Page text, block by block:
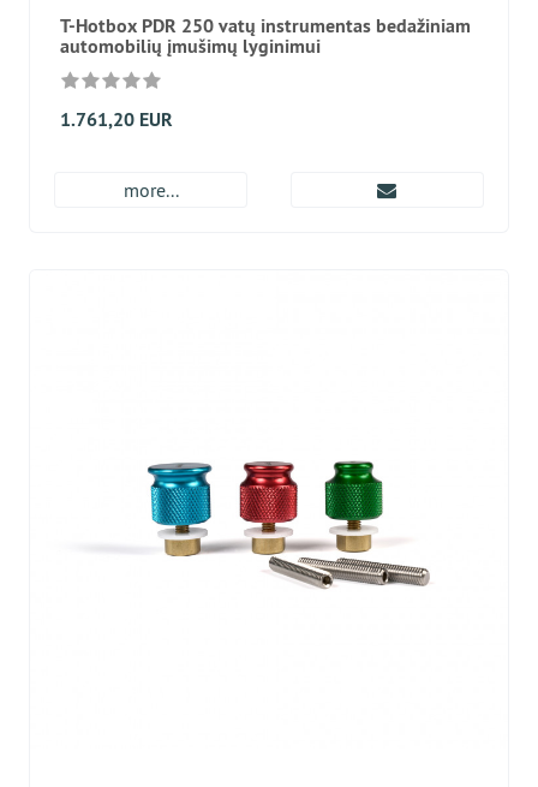
T-Hotbox PDR 250 vatų instrumentas bedažiniam
automobilių įmušimų lyginimui
1.761,20 EUR
more...